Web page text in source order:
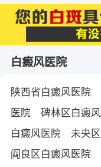
白癜风医院
陕西省白癜风医院
医院
碑林区白癜
白癜风医院
未央
阎良区白癜风医院